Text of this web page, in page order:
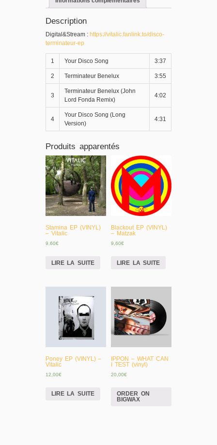
Description
Digital&Stream : https://vitalic.fanlink.to/disco-
terminateur-ep
1 Your Disco Song 3:37
2 Terminateur Benelux 3:55
3
Terminateur Benelux (John
Lord Fonda Remix)
4:02
4
Your Disco Song (Long
Version)
4:31
Produits apparentés
Stamina EP (VINYL)
– Vitalic
9,60€
LIRE LA SUITE
Blackout EP (VINYL)
– Matzak
9,60€
LIRE LA SUITE
Poney EP (VINYL) –
Vitalic
12,00€
LIRE LA SUITE
IPPON – WHAT CAN
I TEST (vinyl)
20,00€
ORDER ON
BIGWAX